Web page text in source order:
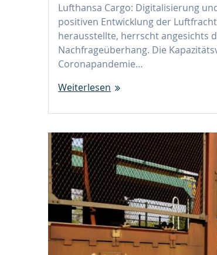
Lufthansa Cargo: Digitalisierung
positiven Entwicklung der
herausstellte, herrscht angesichts
Nachfrageüberhang. Die
Coronapandemie…
Weiterlesen